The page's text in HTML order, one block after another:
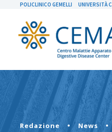
POLICLINICO GEMELLI UNIVERSITÀ
Redazione • News •